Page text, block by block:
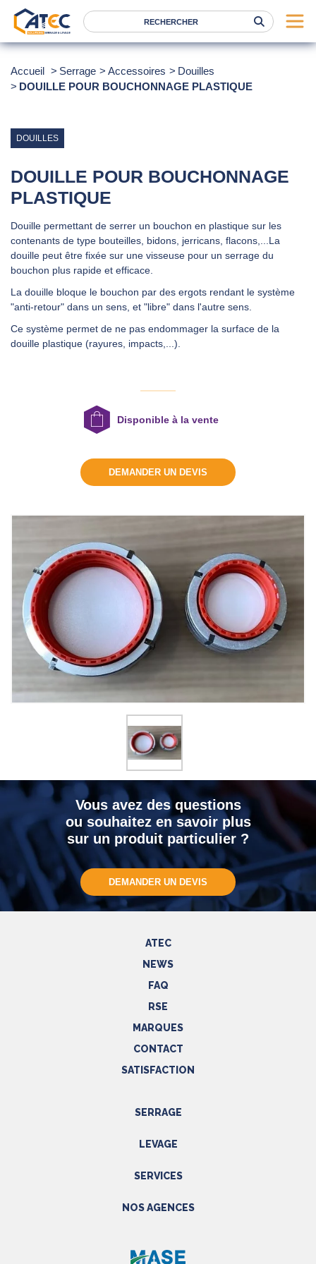
Levage
Nos agences
Atec
News
RSE
Accueil Serrage Accessoires
Douilles
DOUILLE POUR BOUCHONNAGE PLASTIQUE
DOUILLES
DOUILLE POUR BOUCHONNAGE
PLASTIQUE
Douille permettant de serrer un bouchon en plastique sur les
contenants de type bouteilles, bidons, jerricans, flacons,...La
douille peut être fixée sur une visseuse pour un serrage du
bouchon plus rapide et efficace.
La douille bloque le bouchon par des ergots rendant le système
"anti-retour" dans un sens, et "libre" dans l'autre sens.
Ce système permet de ne pas endommager la surface de la
douille plastique (rayures, impacts,...).
Disponible à la vente
DEMANDER UN DEVIS
Vous avez des questions
ou souhaitez en savoir plus
sur un produit particulier ?
DEMANDER UN DEVIS
ATEC
NEWS
FAQ
RSE
MARQUES
CONTACT
SATISFACTION
SERRAGE
Outils électriques
LEVAGE
EPI
SERVICES
Réparations
NOS AGENCES
NORD